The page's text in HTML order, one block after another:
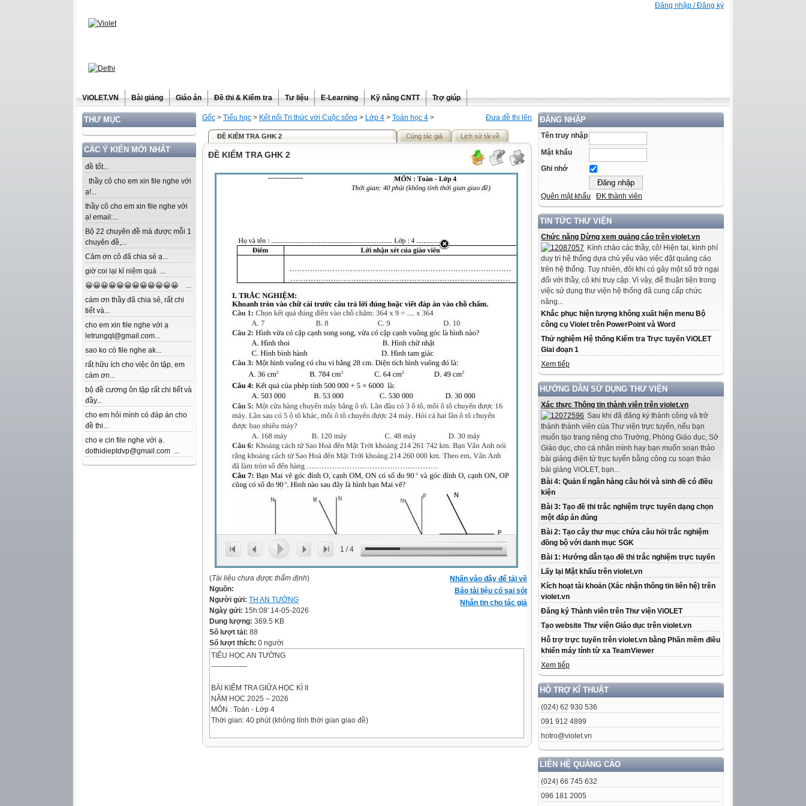
Đăng nhập / Đăng ký
ViOLET.VN Bài giảng Giáo án Đề thi & Kiểm tra Tư liệu E-Learning Kỹ năng CNTT Trợ giúp
THƯ MỤC
CÁC Ý KIẾN MỚI NHẤT
đề tốt...
thầy cô cho em xin file nghe với
ạ!...
thầy cô cho em xin file nghe với
ạ! email:...
Bộ 22 chuyên đề mà được mỗi 1
chuyên đề,...
Cảm ơn cô đã chia sẻ ạ...
giờ coi lại kỉ niệm quá ...
😀😀😀😀😀😀😀😀😀😀😀😀 ...
cám ơn thầy đã chia sẻ, rất chi
tiết và...
cho em xin file nghe với ạ
letrungqt@gmail.com...
sao ko có file nghe ak...
rất hữu ích cho việc ôn tập, em
cám ơn...
bộ đề cương ôn tập rất chi tiết và
đầy...
cho em hỏi mình có đáp án cho
đề thi...
cho e cin file nghe với ạ.
dothidieptdvp@gmail.com ...
ĐĂNG NHẬP
Tên truy nhập
Mật khẩu
Ghi nhớ
Quên mật khẩu ĐK thành viên
TIN TỨC THƯ VIỆN
Chức năng Dừng xem quảng cáo trên violet.vn
Kính chào các thầy, cô! Hiện tại, kinh phí
duy trì hệ thống dựa chủ yếu vào việc đặt quảng cáo
trên hệ thống. Tuy nhiên, đôi khi có gây một số trở ngại
đối với thầy, cô khi truy cập. Vì vậy, để thuận tiện trong
việc sử dụng thư viện hệ thống đã cung cấp chức
năng...
Khắc phục hiện tượng không xuất hiện menu Bộ
công cụ Violet trên PowerPoint và Word
Thử nghiệm Hệ thống Kiểm tra Trực tuyến ViOLET
Giai đoạn 1
Xem tiếp
HƯỚNG DẪN SỬ DỤNG THƯ VIỆN
Xác thực Thông tin thành viên trên violet.vn
Sau khi đã đăng ký thành công và trở
thành thành viên của Thư viện trực tuyến, nếu bạn
muốn tạo trang riêng cho Trường, Phòng Giáo dục, Sở
Giáo dục, cho cá nhân mình hay bạn muốn soạn thảo
bài giảng điện tử trực tuyến bằng công cụ soạn thảo
bài giảng ViOLET, bạn...
Bài 4: Quản lí ngân hàng câu hỏi và sinh đề có điều
kiện
Bài 3: Tạo đề thi trắc nghiệm trực tuyến dạng chọn
một đáp án đúng
Bài 2: Tạo cây thư mục chứa câu hỏi trắc nghiệm
đồng bộ với danh mục SGK
Bài 1: Hướng dẫn tạo đề thi trắc nghiệm trực tuyến
Lấy lại Mật khẩu trên violet.vn
Kích hoạt tài khoản (Xác nhận thông tin liên hệ) trên
violet.vn
Đăng ký Thành viên trên Thư viện ViOLET
Tạo website Thư viện Giáo dục trên violet.vn
Hỗ trợ trực tuyến trên violet.vn bằng Phần mềm điều
khiển máy tính từ xa TeamViewer
Xem tiếp
HỖ TRỢ KĨ THUẬT
(024) 62 930 536
091 912 4899
hotro@violet.vn
LIÊN HỆ QUẢNG CÁO
(024) 66 745 632
096 181 2005
Đưa đề thi lên
Gốc > Tiểu học > Kết nối Tri thức với Cuộc sống > Lớp 4 > Toán học 4 >
ĐỀ KIỂM TRA GHK 2 Cùng tác giả Lịch sử tải về
ĐỀ KIỂM TRA GHK 2
1 /4
Nhấn vào đây để tải về
Báo tài liệu có sai sót
Nhắn tin cho tác giả
(Tài liệu chưa được thẩm định)
Nguồn:
Người gửi: TH AN TƯỜNG
Ngày gửi: 15h:08' 14-05-2026
Dung lượng: 369.5 KB
Số lượt tải: 88
Số lượt thích: 0 người
TIỂU HỌC AN TƯỜNG
---------------
BÀI KIỂM TRA GIỮA HỌC KÌ II
NĂM HỌC 2025 – 2026
MÔN : Toán - Lớp 4
Thời gian: 40 phút (không tính thời gian giao đề)